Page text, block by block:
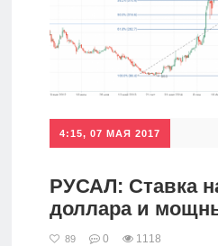
4:15, 07 МАЯ 2017
РУСАЛ: Ставка
доллара и
89 0 1118